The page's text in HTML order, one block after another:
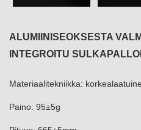
ALUMIINISEOKSESTA
INTEGROITU
Materiaalitekniikka:
Paino: 95±5g